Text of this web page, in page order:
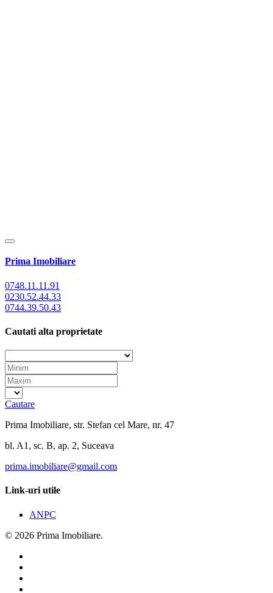
Prima Imobiliare
0748.11.11.91
0230.52.44.33
0744.39.50.43
Cautati alta proprietate
Cautare
Prima Imobiliare, str. Stefan cel Mare, nr. 47
bl. A1, sc. B, ap. 2, Suceava
prima.imobiliare@gmail.com
Link-uri utile
ANPC
© 2026 Prima Imobiliare.